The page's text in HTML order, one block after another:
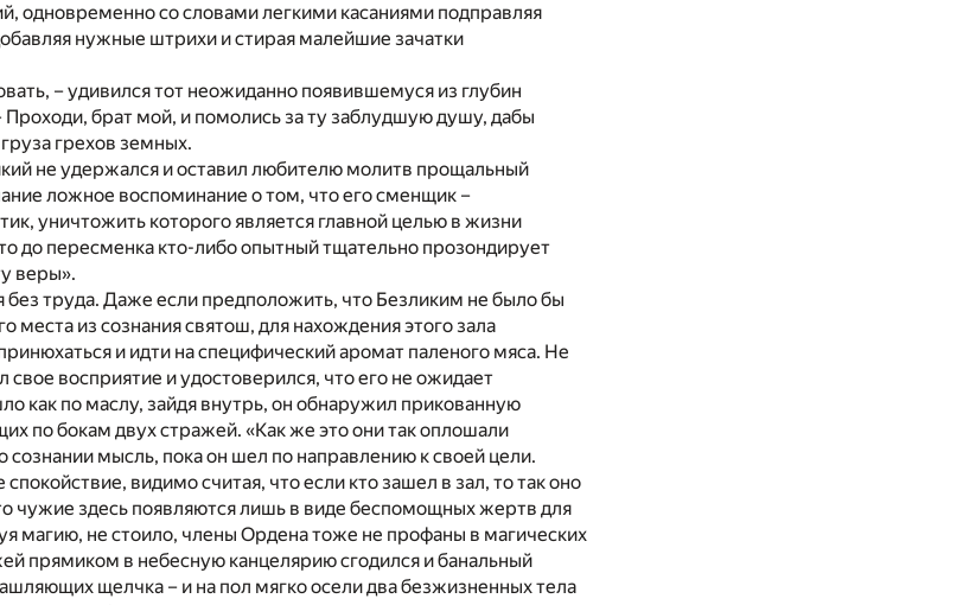
одновременно со словами легкими касаниями подправляя
нужные штрихи и стирая малейшие зачатки
– удивился тот неожиданно появившемуся из глубин
брат мой, и помолись за ту заблудшую душу, дабы
грехов земных.
не удержался и оставил любителю молитв прощальный
ложное воспоминание о том, что его сменщик –
уничтожить которого является главной целью в жизни
до пересменка кто-либо опытный тщательно прозондирует
веры».
без труда. Даже если предположить, что Безликим не было бы
места из сознания святош, для нахождения этого зала
и идти на специфический аромат паленого мяса. Не
восприятие и удостоверился, что его не ожидает
как по маслу, зайдя внутрь, он обнаружил прикованную
по бокам двух стражей. «Как же это они так оплошали
сознании мысль, пока он шел по направлению к своей цели.
видимо считая, что если кто зашел в зал, то так оно
чужие здесь появляются лишь в виде беспомощных жертв для
магию, не стоило, члены Ордена тоже не профаны в магических
прямиком в небесную канцелярию сгодился и банальный
щелчка – и на пол мягко осели два безжизненных тела